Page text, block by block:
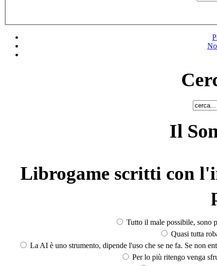
Il
Librogame scritti con
Tutto il male possibile, sono
Quasi tutta
La AI è uno strumento, dipende l'uso che se ne fa. Se non
Per lo più ritengo venga